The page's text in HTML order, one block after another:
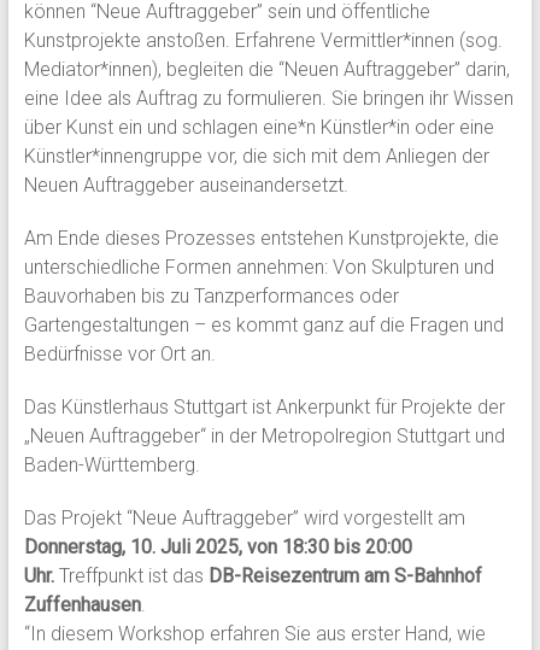
können “Neue Auftraggeber” sein und öffentliche
Kunstprojekte anstoßen. Erfahrene Vermittler*innen (sog.
Mediator*innen), begleiten die “Neuen Auftraggeber” darin,
eine Idee als Auftrag zu formulieren. Sie bringen ihr Wissen
über Kunst ein und schlagen eine*n Künstler*in oder eine
Künstler*innengruppe vor, die sich mit dem Anliegen der
Neuen Auftraggeber auseinandersetzt.
Am Ende dieses Prozesses entstehen Kunstprojekte, die
unterschiedliche Formen annehmen: Von Skulpturen und
Bauvorhaben bis zu Tanzperformances oder
Gartengestaltungen – es kommt ganz auf die Fragen und
Bedürfnisse vor Ort an.
Das Künstlerhaus Stuttgart ist Ankerpunkt für Projekte der
„Neuen Auftraggeber“ in der Metropolregion Stuttgart und
Baden-Württemberg.
Das Projekt “Neue Auftraggeber” wird vorgestellt am
Donnerstag, 10. Juli 2025, von 18:30 bis 20:00
Uhr.Treffpunkt ist das DB-Reisezentrum am S-Bahnhof
Zuffenhausen.
“In diesem Workshop erfahren Sie aus erster Hand, wie